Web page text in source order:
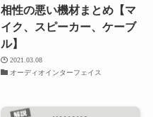
相性の悪い機材まとめ【マ
イク、スピーカー、ケーブ
ル】
2021.03.08
オーディオインターフェイス